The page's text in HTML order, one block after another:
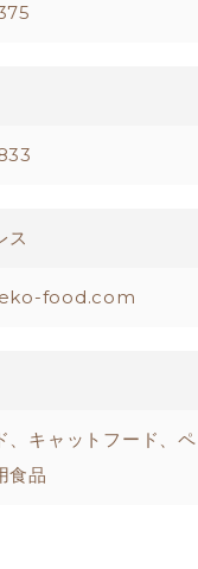
ス
food.com
、キャットフード、
食品